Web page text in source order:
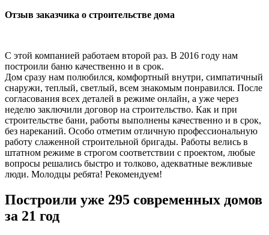
Отзыв заказчика о строительстве дома
С этой компанией работаем второй раз. В 2016 году нам
построили баню качественно и в срок.
Дом сразу нам полюбился, комфортный внутри, симпатичный
снаружи, теплый, светлый, всем знакомым понравился. После
согласования всех деталей в режиме онлайн, а уже через
неделю заключили договор на строительство. Как и при
строительстве бани, работы выполнены качественно и в срок,
без нареканий. Особо отметим отличную профессиональную
работу слаженной строительной бригады. Работы велись в
штатном режиме в строгом соответствии с проектом, любые
вопросы решались быстро и толково, адекватные вежливые
люди. Молодцы ребята! Рекомендуем!
Построили уже 295 современных домов
за 21 год